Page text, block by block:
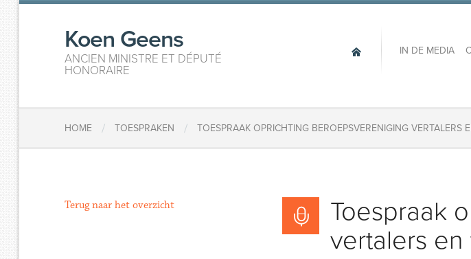
Koen Geens
ANCIEN MINISTRE ET DÉPUTÉ
HONORAIRE
IN DE MEDIA
HOME / TOESPRAKEN / TOESPRAAK OPRICHTING BEROEPSVERENIGING VERTALERS
Toespraak
vertalers en
Terug naar het overzicht